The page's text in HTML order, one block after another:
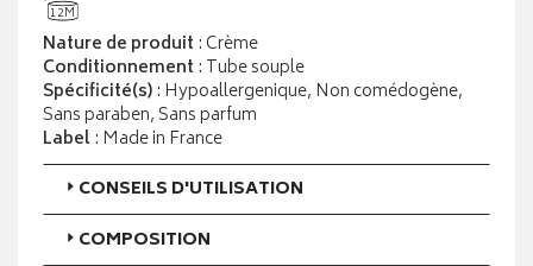
12M
Nature de produit : Crème
Conditionnement : Tube souple
Spécificité(s): Hypoallergenique, Non comédogène,
Sans paraben, Sans parfum
Label: Made in France
CONSEILS D'UTILISATION
COMPOSITION